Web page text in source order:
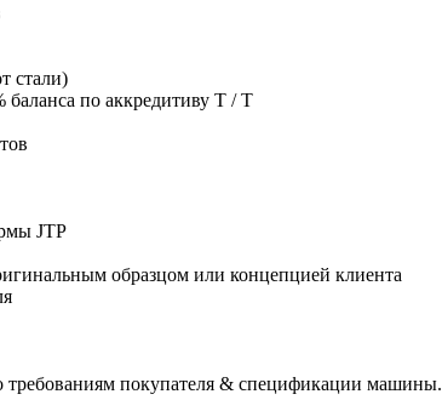
стали)
баланса по аккредитиву T / T
JTP
образцом или концепцией клиента
требованиям покупателя & спецификации машины.